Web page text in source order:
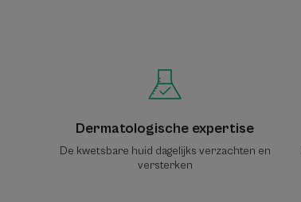
Dermatologische expertise
De kwetsbare huid dagelijks verzachten en
versterken